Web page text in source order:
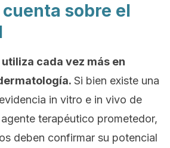
sobre el
cada vez más en
Si bien existe una
in vitro e in vivo de
terapéutico prometedor,
deben confirmar su potencial